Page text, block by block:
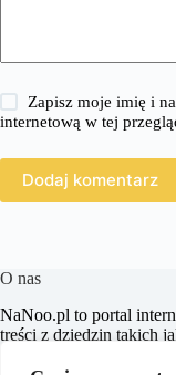
Zapisz moje imię i
internetową w tej
Dodaj komentarz
O nas
​NaNoo.pl to portal
treści z dziedzin takich